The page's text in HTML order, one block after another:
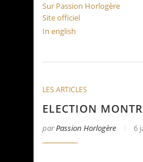
Sur Passion Horlogère
Site officiel
In english
LES ARTICLES
ELECTION
parPassion Horlogère 6
Santos de Cartier